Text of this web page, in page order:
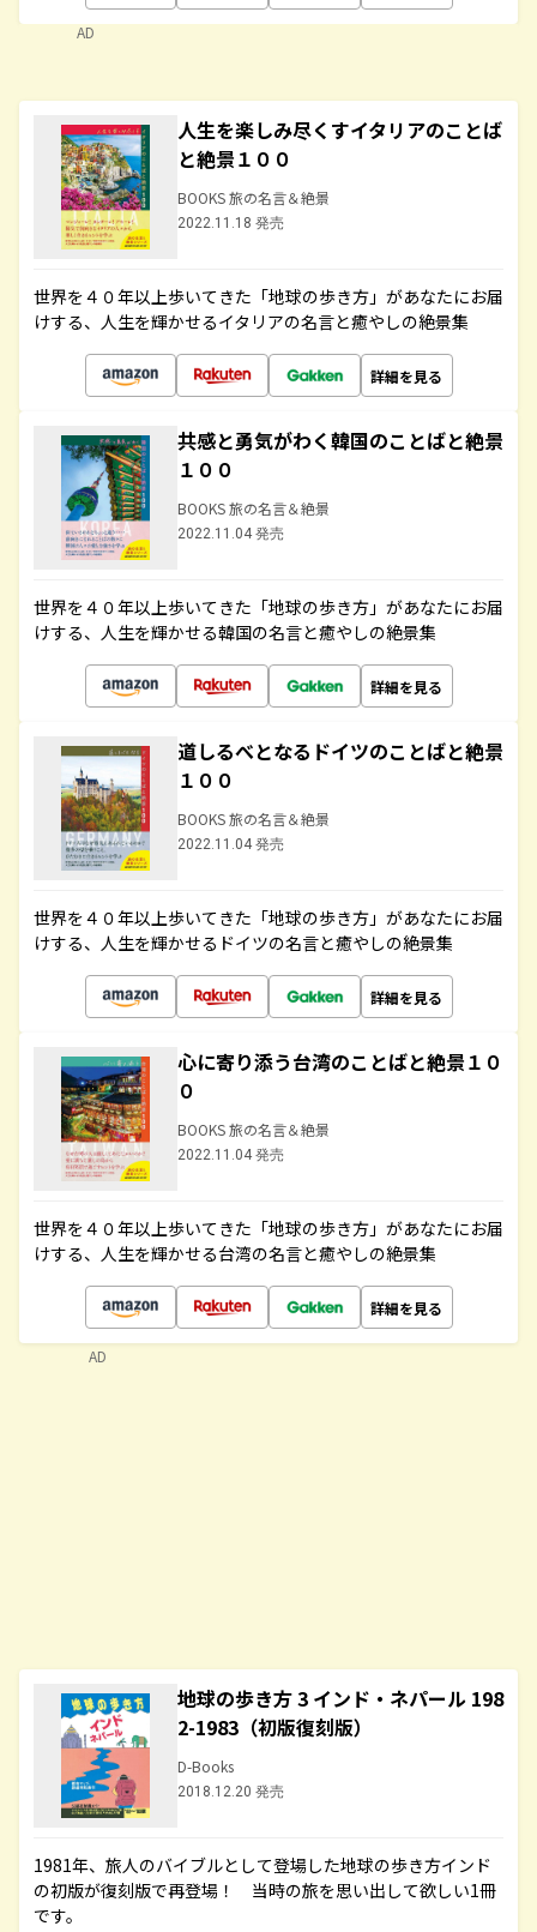
AD
人生を楽しみ尽くすイタリアのことば
と絶景１００
BOOKS 旅の名言＆絶景
2022.11.18 発売
世界を４０年以上歩いてきた「地球の歩き方」があなたにお届
けする、人生を輝かせるイタリアの名言と癒やしの絶景集
詳細を見る
共感と勇気がわく韓国のことばと絶景
１００
BOOKS 旅の名言＆絶景
2022.11.04 発売
世界を４０年以上歩いてきた「地球の歩き方」があなたにお届
けする、人生を輝かせる韓国の名言と癒やしの絶景集
詳細を見る
道しるべとなるドイツのことばと絶景
１００
BOOKS 旅の名言＆絶景
2022.11.04 発売
世界を４０年以上歩いてきた「地球の歩き方」があなたにお届
けする、人生を輝かせるドイツの名言と癒やしの絶景集
詳細を見る
心に寄り添う台湾のことばと絶景１０
０
BOOKS 旅の名言＆絶景
2022.11.04 発売
世界を４０年以上歩いてきた「地球の歩き方」があなたにお届
けする、人生を輝かせる台湾の名言と癒やしの絶景集
詳細を見る
地球の歩き方 3 インド・ネパール 198
2-1983（初版復刻版）
D-Books
2018.12.20 発売
1981年、旅人のバイブルとして登場した地球の歩き方インド
の初版が復刻版で再登場！ 当時の旅を思い出して欲しい1冊
です。
AD